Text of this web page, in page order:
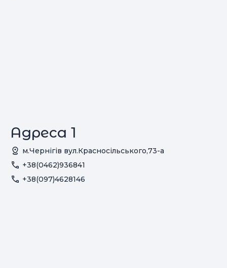
Адреса 1
м.Чернігів вул.Красносільського,73-а
+38(0462)936841
+38(097)4628146